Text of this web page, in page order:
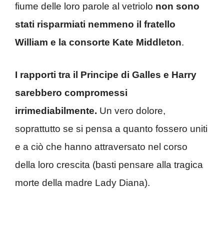
fiume delle loro parole al vetriolo non sono
stati risparmiati nemmeno il fratello
William e la consorte Kate Middleton.
I rapporti tra il Principe di Galles e Harry
sarebbero compromessi
irrimediabilmente. Un vero dolore,
soprattutto se si pensa a quanto fossero uniti
e a ciò che hanno attraversato nel corso
della loro crescita (basti pensare alla tragica
morte della madre Lady Diana).